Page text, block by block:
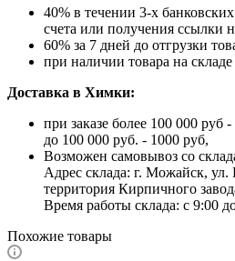
40% в течении 3-х
счета или получения ссылки
60% за 7 дней до отгрузки
при наличии товара на
Доставка в Химки:
при заказе более 100 000 руб
до 100 000 руб. - 1000 руб,
Возможен самовывоз со
Адрес склада: г. Можайск,
территория Кирпичного
Время работы склада: с 9:00
Похожие товары